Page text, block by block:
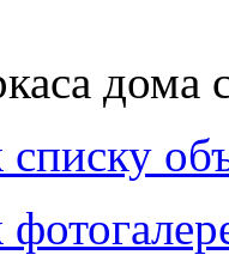
дома